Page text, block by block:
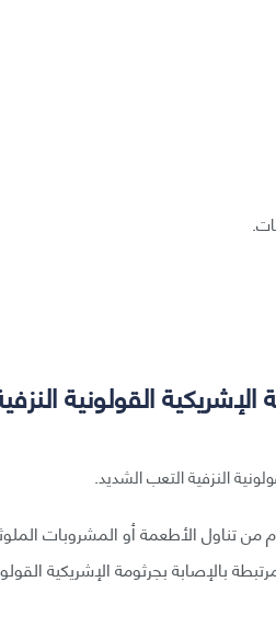
القولونية
النزفية التعب الشديد.
بالإصابة بجرثومة الإشريكية